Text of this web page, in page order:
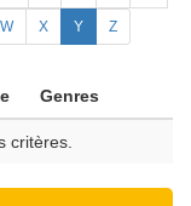
W X Y Z
Genres
critères.